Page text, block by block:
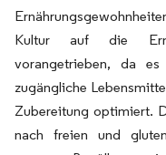
Kultur auf die
vorangetrieben, da
zugängliche
Zubereitung optimiert.
nach freien und